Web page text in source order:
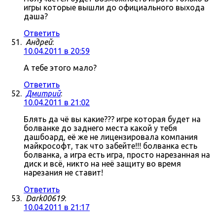
игры которые вышли до официального выхода
даша?
Ответить
Андрей:
10.04.2011 в 20:59
А тебе этого мало?
Ответить
Дмитрий:
10.04.2011 в 21:02
Блять да чё вы какие??? игре которая будет на
болванке до заднего места какой у тебя
дашбоард, её же не лицензировала компания
майкрософт, так что забейте!!! болванка есть
болванка, а игра есть игра, просто нарезанная на
диск и всё, никто на неё защиту во время
нарезания не ставит!
Ответить
Dark00619:
10.04.2011 в 21:17